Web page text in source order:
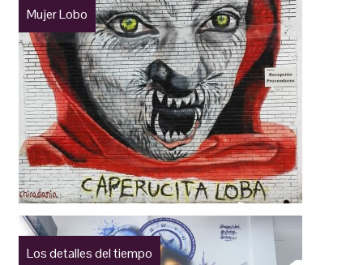
Mujer Lobo
Los detalles del tiempo